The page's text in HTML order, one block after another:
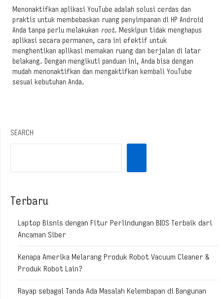
Menonaktifkan aplikasi YouTube adalah solusi cerdas dan
praktis untuk membebaskan ruang penyimpanan di HP Android
Anda tanpa perlu melakukan root. Meskipun tidak menghapus
aplikasi secara permanen, cara ini efektif untuk
menghentikan aplikasi memakan ruang dan berjalan di latar
belakang. Dengan mengikuti panduan ini, Anda bisa dengan
mudah menonaktifkan dan mengaktifkan kembali YouTube
sesuai kebutuhan Anda.
SEARCH
Terbaru
Laptop Bisnis dengan Fitur Perlindungan BIOS Terbaik dari
Ancaman Siber
Kenapa Amerika Melarang Produk Robot Vacuum Cleaner &
Produk Robot Lain?
Rayap sebagai Tanda Ada Masalah Kelembapan di Bangunan